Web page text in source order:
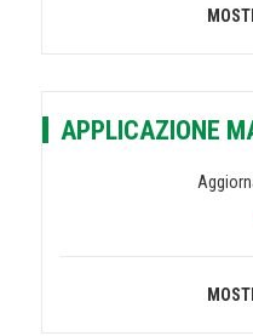
APPLICAZIONE